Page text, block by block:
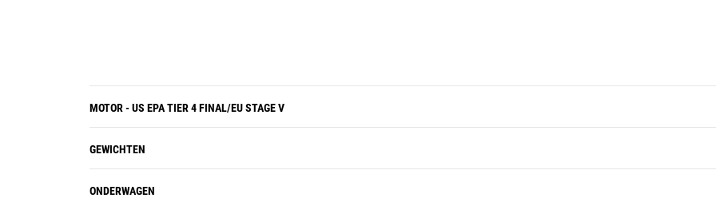
MOTOR - US EPA TIER 4 FINAL/EU STAGE V
GEWICHTEN
ONDERWAGEN